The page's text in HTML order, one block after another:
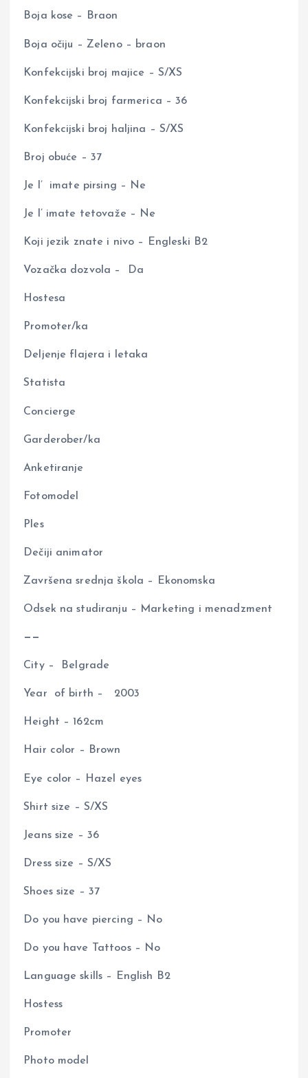
Boja kose – Braon
Boja očiju – Zeleno – braon
Konfekcijski broj majice – S/XS
Konfekcijski broj farmerica – 36
Konfekcijski broj haljina – S/XS
Broj obuće – 37
Je l’ imate pirsing – Ne
Je l’ imate tetovaže – Ne
Koji jezik znate i nivo – Engleski B2
Vozačka dozvola – Da
Hostesa
Promoter/ka
Deljenje flajera i letaka
Statista
Concierge
Garderober/ka
Anketiranje
Fotomodel
Ples
Dečiji animator
Završena srednja škola – Ekonomska
Odsek na studiranju – Marketing i menadzment
——
City – Belgrade
Year of birth – 2003
Height – 162cm
Hair color – Brown
Eye color – Hazel eyes
Shirt size – S/XS
Jeans size – 36
Dress size – S/XS
Shoes size – 37
Do you have piercing – No
Do you have Tattoos – No
Language skills – English B2
Hostess
Promoter
Photo model